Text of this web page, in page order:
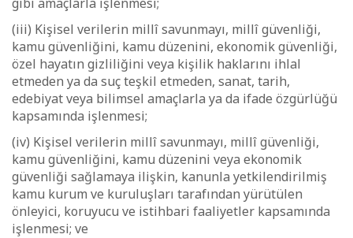
(iii) Kişisel verilerin millî savunmayı, millî güvenliği,
kamu güvenliğini, kamu düzenini, ekonomik güvenliği,
özel hayatın gizliliğini veya kişilik haklarını ihlal
etmeden ya da suç teşkil etmeden, sanat, tarih,
edebiyat veya bilimsel amaçlarla ya da ifade özgürlüğü
kapsamında işlenmesi;
(iv) Kişisel verilerin millî savunmayı, millî güvenliği,
kamu güvenliğini, kamu düzenini veya ekonomik
güvenliği sağlamaya ilişkin, kanunla yetkilendirilmiş
kamu kurum ve kuruluşları tarafından yürütülen
önleyici, koruyucu ve istihbari faaliyetler kapsamında
işlenmesi; ve